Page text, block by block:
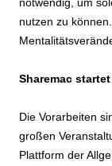
nutzen zu
Sharemac startet
Die Vorarbeiten
großen
Plattform der